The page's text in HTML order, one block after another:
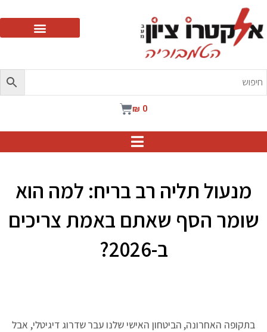
₪ 0
עגלת
מנעול תליה רב בריח: למה הוא
שומר הסף שאתם באמת צריכים
ב-2026?
בתקופה האחרונה, הביטחון האישי שלנו עבר שדרוג דיגיטלי, אבל